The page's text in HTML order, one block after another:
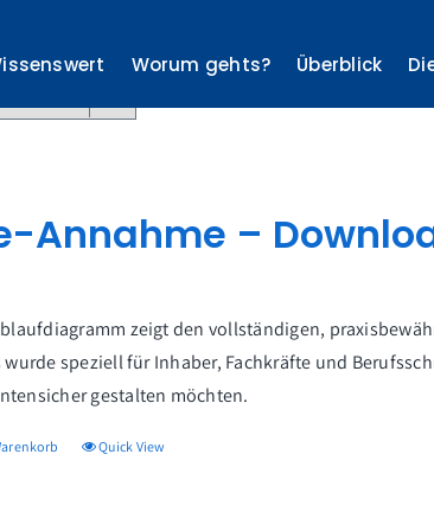
Worum gehts? Überblick
Annahme –
zeigt den vollständigen,
wurde speziell für Inhaber, Fachkräfte und
gestalten möchten.
Quick View